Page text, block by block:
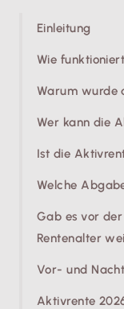
Einleitung
Wie
Warum wurde
Wer kann die
Ist die
Welche
Gab es vor
Rentenalter
Vor- und
Aktivrente